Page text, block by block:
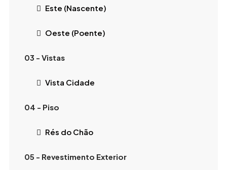
Este (Nascente)
Oeste (Poente)
03 - Vistas
Vista Cidade
04 - Piso
Rés do Chão
05 - Revestimento Exterior